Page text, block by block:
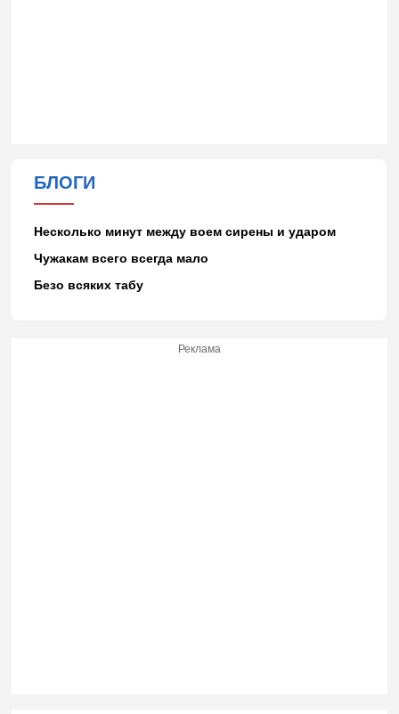
БЛОГИ
Несколько минут между воем сирены и ударом
Чужакам всего всегда мало
Безо всяких табу
Реклама